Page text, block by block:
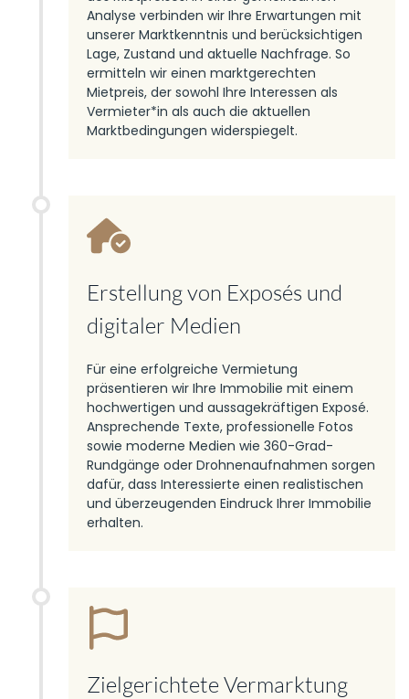
Analyse verbinden wir Ihre Erwartungen mit
unserer Marktkenntnis und berücksichtigen
Lage, Zustand und aktuelle Nachfrage. So
ermitteln wir einen marktgerechten
Mietpreis, der sowohl Ihre Interessen als
Vermieter*in als auch die aktuellen
Marktbedingungen widerspiegelt.
Erstellung von Exposés und
digitaler Medien
Für eine erfolgreiche Vermietung
präsentieren wir Ihre Immobilie mit einem
hochwertigen und aussagekräftigen Exposé.
Ansprechende Texte, professionelle Fotos
sowie moderne Medien wie 360-Grad-
Rundgänge oder Drohnenaufnahmen sorgen
dafür, dass Interessierte einen realistischen
und überzeugenden Eindruck Ihrer Immobilie
erhalten.
Zielgerichtete Vermarktung